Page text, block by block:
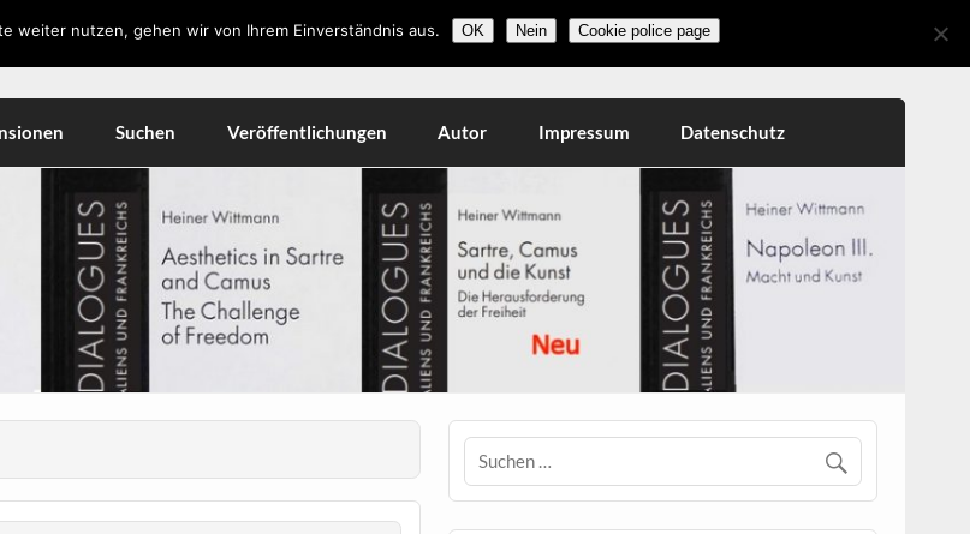
Suchen Veröffentlichungen Autor Impressum Datenschutz
weiter nutzen, gehen wir von Ihrem Einverständnis aus. OK Nein Cookie police page